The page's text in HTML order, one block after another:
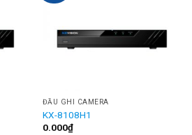
ĐẦU GHI CAMERA
KX-8108H1
0.000₫